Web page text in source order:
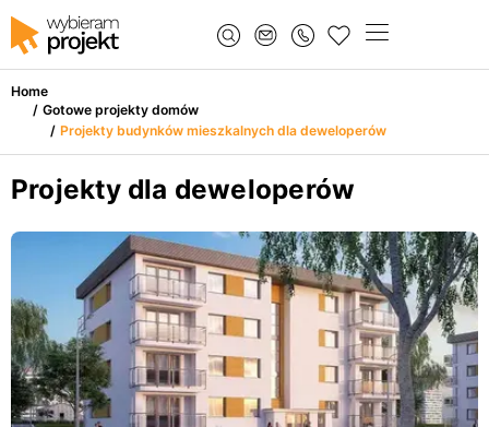
Home
/ Gotowe projekty domów
/ Projekty budynków mieszkalnych dla deweloperów
Projekty dla deweloperów